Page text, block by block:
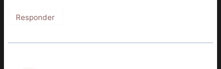
Responder